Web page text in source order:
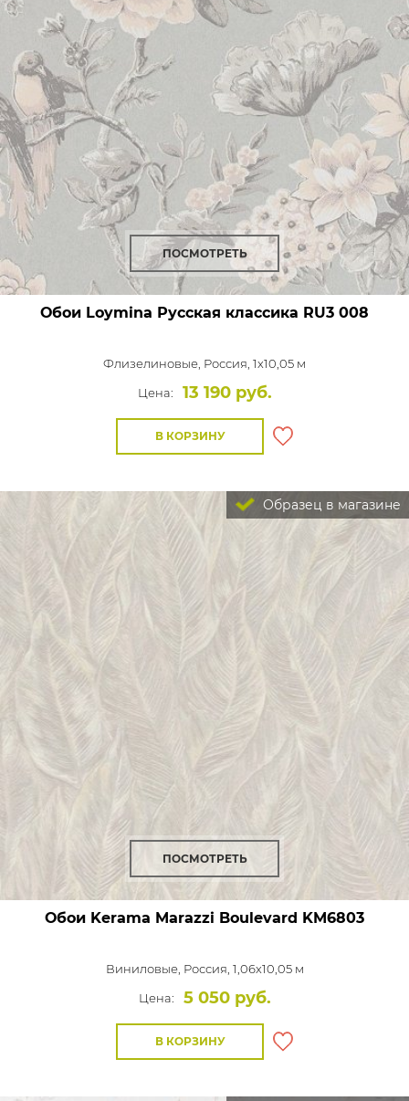
ПОСМОТРЕТЬ
Обои Loymina Русская классика RU3 008
Флизелиновые, Россия, 1x10,05 м
Цена:
13 190 руб.
В КОРЗИНУ
Образец в магазине
ПОСМОТРЕТЬ
Обои Kerama Marazzi Boulevard KM6803
Виниловые, Россия, 1,06x10,05 м
Цена:
5 050 руб.
В КОРЗИНУ